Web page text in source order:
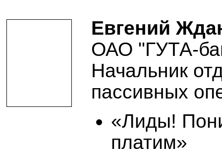
Евгений
ОАО "ГУТА-
Начальник
пассивных
«Лиды!
платим»